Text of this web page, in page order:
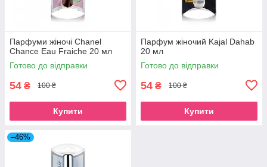
Парфуми жіночі Chanel
Chance Eau Fraiche 20 мл
Готово до відправки
54 ₴ 100 ₴
Купити
Парфум жіночий Kajal Dahab
20 мл
Готово до відправки
54 ₴ 100 ₴
Купити
–46%